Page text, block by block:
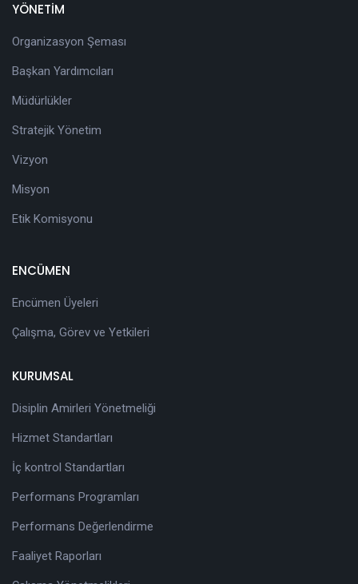
YÖNETİM
Organizasyon Şeması
Başkan Yardımcıları
Müdürlükler
Stratejik Yönetim
Vizyon
Misyon
Etik Komisyonu
ENCÜMEN
Encümen Üyeleri
Çalışma, Görev ve Yetkileri
KURUMSAL
Disiplin Amirleri Yönetmeliği
Hizmet Standartları
İç kontrol Standartları
Performans Programları
Performans Değerlendirme
Faaliyet Raporları